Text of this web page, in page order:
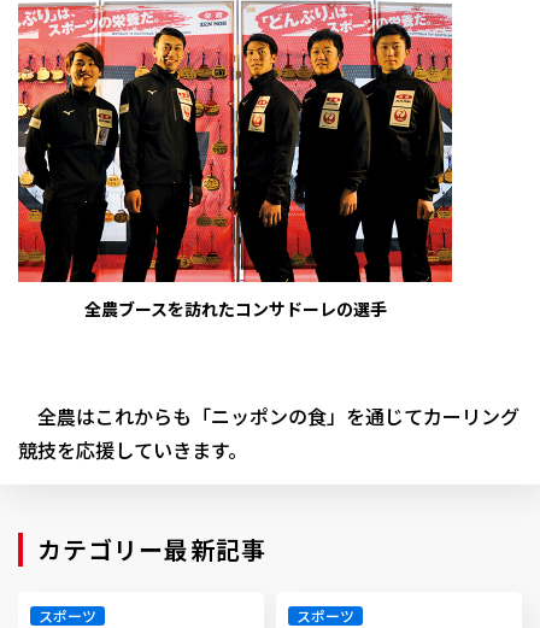
全農ブースを訪れたコンサドーレの選手
全農はこれからも「ニッポンの食」を通じてカーリング
競技を応援していきます。
カテゴリー最新記事
スポーツ スポーツ